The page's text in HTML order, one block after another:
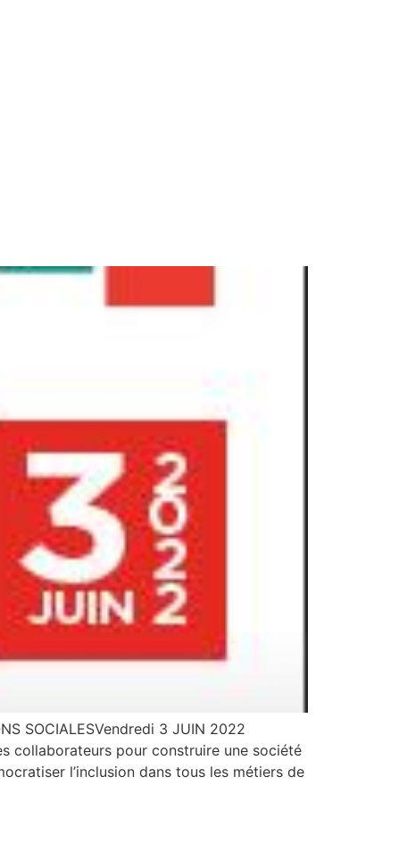
SOCIALESVendredi 3 JUIN 2022
collaborateurs pour construire une société
l’inclusion dans tous les métiers de